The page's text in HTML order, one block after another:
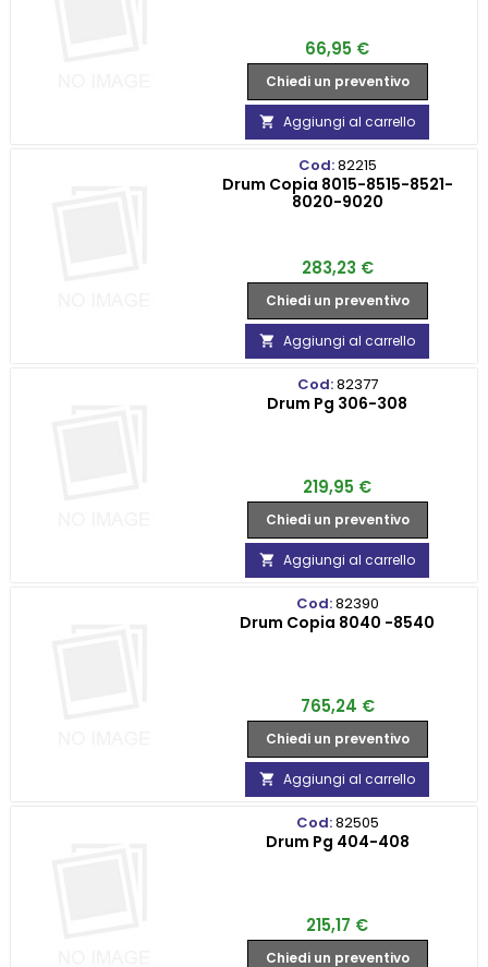
Prezzo
66,95 €
Chiedi un preventivo
 Aggiungi al carrello
Cod:82215
Drum Copia 8015-8515-8521-
8020-9020
Prezzo
283,23 €
Chiedi un preventivo
 Aggiungi al carrello
Cod:82377
Drum Pg 306-308
Prezzo
219,95 €
Chiedi un preventivo
 Aggiungi al carrello
Cod:82390
Drum Copia 8040 -8540
Prezzo
765,24 €
Chiedi un preventivo
 Aggiungi al carrello
Cod:82505
Drum Pg 404-408
Prezzo
215,17 €
Chiedi un preventivo